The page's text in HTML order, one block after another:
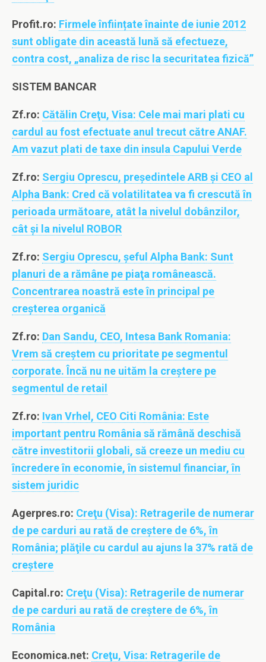
Profit.ro: Firmele înființate înainte de iunie 2012
sunt obligate din această lună să efectueze,
contra cost, „analiza de risc la securitatea fizică”
SISTEM BANCAR
Zf.ro: Cătălin Creţu, Visa: Cele mai mari plati cu
cardul au fost efectuate anul trecut către ANAF.
Am vazut plati de taxe din insula Capului Verde
Zf.ro: Sergiu Oprescu, preşedintele ARB şi CEO al
Alpha Bank: Cred că volatilitatea va fi crescută în
perioada următoare, atât la nivelul dobânzilor,
cât şi la nivelul ROBOR
Zf.ro: Sergiu Oprescu, şeful Alpha Bank: Sunt
planuri de a rămâne pe piaţa românească.
Concentrarea noastră este în principal pe
creşterea organică
Zf.ro: Dan Sandu, CEO, Intesa Bank Romania:
Vrem să creştem cu prioritate pe segmentul
corporate. Încă nu ne uităm la creştere pe
segmentul de retail
Zf.ro: Ivan Vrhel, CEO Citi România: Este
important pentru România să rămână deschisă
către investitorii globali, să creeze un mediu cu
încredere în economie, în sistemul financiar, în
sistem juridic
Agerpres.ro: Creţu (Visa): Retragerile de numerar
de pe carduri au rată de creştere de 6%, în
România; plăţile cu cardul au ajuns la 37% rată de
creştere
Capital.ro: Creţu (Visa): Retragerile de numerar
de pe carduri au rată de creştere de 6%, în
România
Economica.net: Creţu, Visa: Retragerile de